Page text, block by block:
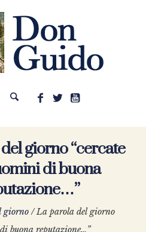
giorno “cercate
di buona
giorno /La parola del giorno
buona reputazione…”